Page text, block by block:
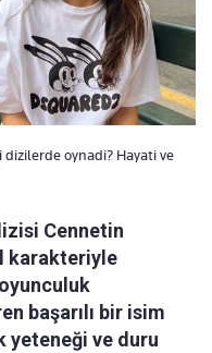
oynadi? Hayati ve
Cennetin
karakteriyle
başarılı bir isim
yeteneği ve duru